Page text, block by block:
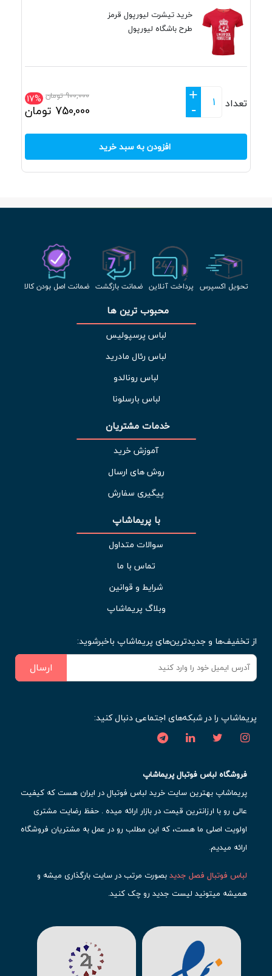
خرید تیشرت لیورپول قرمز
طرح باشگاه لیورپول
17% 900,000تومان
750,000 تومان تعداد
+
-
افزودن به سبد خرید
تحویل اکسپرس پرداخت آنلاین ضمانت بازگشت ضمانت اصل بودن کالا
محبوب ترین ها
لباس پرسپولیس
لباس رئال مادرید
لباس رونالدو
لباس بارسلونا
خدمات مشتریان
آموزش خرید
روش های ارسال
پیگیری سفارش
با پریماشاپ
سوالات متداول
تماس با ما
شرایط و قوانین
وبلاگ پریماشاپ
از تخفیف‌ها و جدیدترین‌های پریماشاپ باخبرشوید:
ارسال
پریماشاپ را در شبکه‌های اجتماعی دنبال کنید:
فروشگاه لباس فوتبال پریماشاپ
پریماشاپ بهترین سایت خرید لباس فوتبال در ایران هست که کیفیت
عالی رو با ارزانترین قیمت در بازار ارائه میده . حفظ رضایت مشتری
اولویت اصلی ما هست، که این مطلب رو در عمل به مشتریان فروشگاه
ارائه میدیم.
لباس فوتبال فصل جدیدبصورت مرتب در سایت بارگذاری میشه و
همیشه میتونید لیست جدید رو چک کنید.
حتما مشاهده کنید که قطعا برای تیم های مطرح دنیای فوتبال، تعداد
بیشتری محصول موجود میشه. این مورد شامل
لباس رئال مادرید